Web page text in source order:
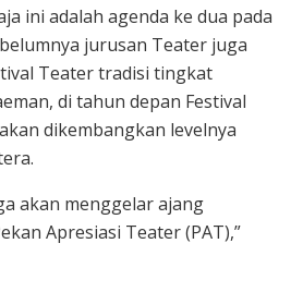
ini adalah agenda ke dua pada
jurusan Teater juga
Teater tradisi tingkat
di tahun depan Festival
dikembangkan levelnya
akan menggelar ajang
Apresiasi Teater (PAT),”